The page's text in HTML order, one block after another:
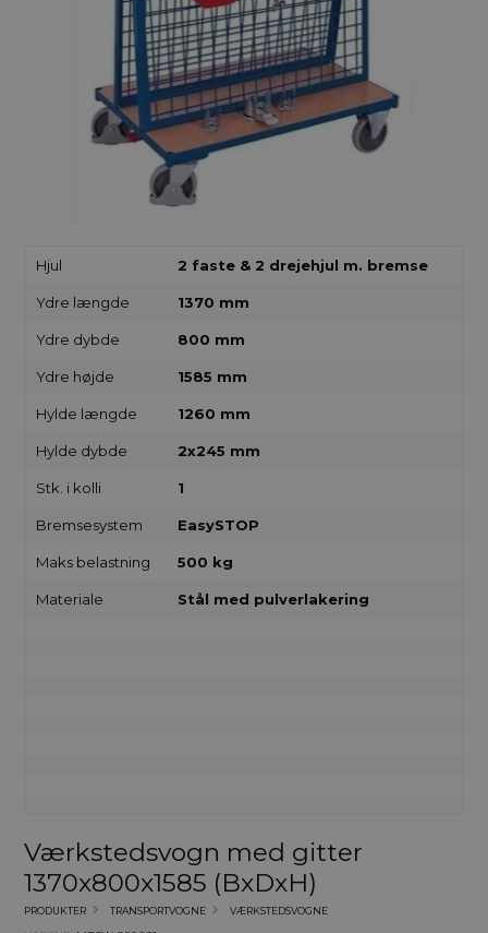
Hjul 2 faste & 2 drejehjul m. bremse
Ydre længde 1370 mm
Ydre dybde 800 mm
Ydre højde 1585 mm
Hylde længde 1260 mm
Hylde dybde 2x245 mm
Stk. i kolli 1
Bremsesystem EasySTOP
Maks belastning 500 kg
Materiale Stål med pulverlakering
Værkstedsvogn med gitter
1370x800x1585 (BxDxH)
PRODUKTER TRANSPORTVOGNE VÆRKSTEDSVOGNE